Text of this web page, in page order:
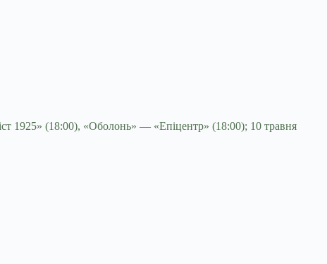
(18:00), «Оболонь» — «Епіцентр» (18:00); 10 травня